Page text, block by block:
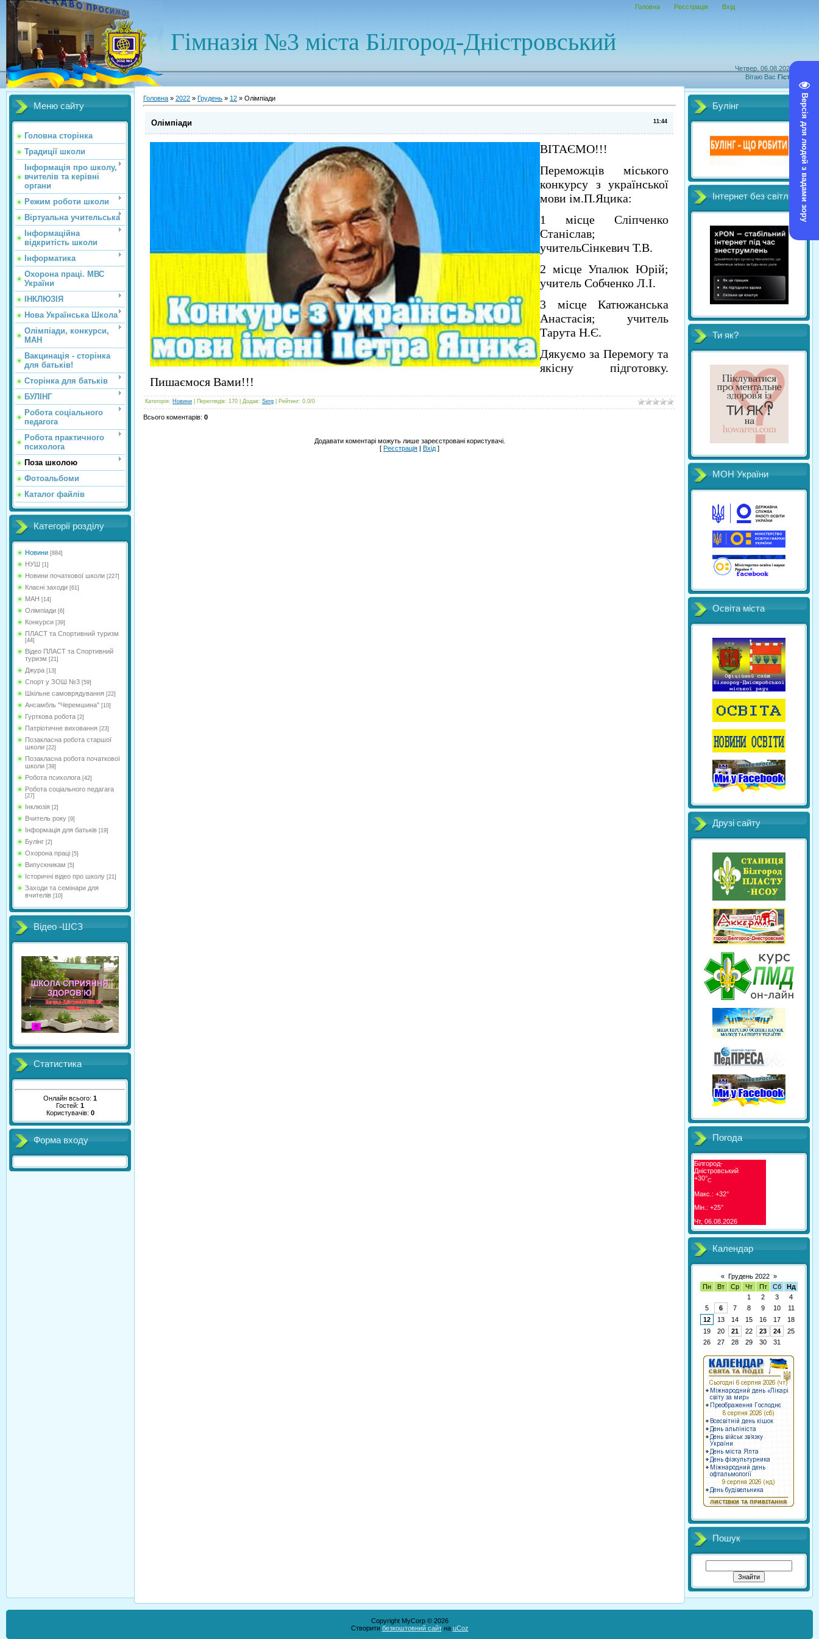
Версія для людей з вадами зору
Четвер, 06.08.2026, 11:26
Вітаю Вас Гість
Гімназія №3 міста Білгород-Дністровський
Головна Реєстрація Вхід
Меню сайту
Головна сторінка
Традиції школи
Інформація про школу,
вчителів та керівні
органи
Режим роботи школи
Віртуальна учительська
Інформаційна
відкритість школи
Інформатика
Охорона праці. МВС
України
ІНКЛЮЗІЯ
Нова Українська Школа
Олімпіади, конкурси,
МАН
Вакцинація - сторінка
для батьків!
Сторінка для батьків
БУЛІНГ
Робота соціального
педагога
Робота практичного
психолога
Поза школою
Фотоальбоми
Каталог файлів
Категорії розділу
Новини [884]
НУШ [1]
Новини початкової школи [227]
Класні заходи [61]
МАН [14]
Олімпіади [6]
Конкурси [39]
ПЛАСТ та Спортивний туризм
[44]
Відео ПЛАСТ та Спортивний
туризм [21]
Джура [13]
Спорт у ЗОШ №3 [59]
Шкільне самоврядування [22]
Ансамбль "Черемшина" [10]
Гурткова робота [2]
Патріотичне виховання [23]
Позакласна робота старшої
школи [22]
Позакласна робота початкової
школи [39]
Робота психолога [42]
Робота соціального педагага
[27]
Інклюзія [2]
Вчитель року [9]
Інформація для батьків [19]
Булінг [2]
Охорона праці [5]
Випускникам [5]
Історичні відео про школу [21]
Заходи та семінари для
вчителів [10]
Відео -ШСЗ
Статистика
Онлайн всього: 1
Гостей: 1
Користувачів: 0
Форма входу
Головна » 2022 » Грудень » 12 » Олімпіади
11:44
Олімпіади
ВІТАЄМО!!!
Переможців міського
конкурсу з української
мови ім.П.Яцика:
1 місце Сліпченко
Станіслав;
учительСінкевич Т.В.
2 місце Упалюк Юрій;
учитель Собченко Л.І.
3 місце Катюжанська
Анастасія; учитель
Тарута Н.Є.
Дякуємо за Перемогу та
якісну підготовку.
Пишаємося Вами!!!
Категорія: Новини Переглядів: 170 | Додав: Serg Рейтинг: 0.0/0
Всього коментарів: 0
Додавати коментарі можуть лише зареєстровані користувачі.
[ Реєстрація | Вхід ]
Булінг
Інтернет без світл
Ти як?
МОН України
Освіта міста
Друзі сайту
Погода
Білгород-
Дністровський
+30°C
Макс.: +32°
Мін.: +25°
Чт, 06.08.2026
Календар
« Грудень 2022 »
Пн
Вт Ср Чт Пт Сб
Нд
1
2 3
4
5
6 7 8 9 10
11
12
13 14 15 16 17
18
19
20 21 22 23 24
25
26
27 28 29 30 31
Пошук
Copyright MyCorp © 2026
Створити безкоштовний сайтна uCoz